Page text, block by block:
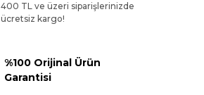
400 TL ve üzeri siparişlerinizde
ücretsiz kargo!
%100 Orijinal Ürün
Garantisi